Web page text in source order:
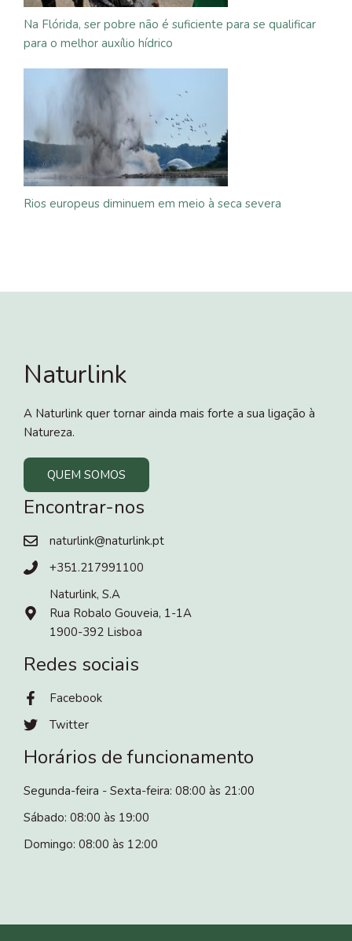
Na Flórida, ser pobre não é suficiente para se qualificar
para o melhor auxílio hídrico
Rios europeus diminuem em meio à seca severa
Naturlink
A Naturlink quer tornar ainda mais forte a sua ligação à
Natureza.
QUEM SOMOS
Encontrar-nos
naturlink@naturlink.pt
+351.217991100
Naturlink, S.A
Rua Robalo Gouveia, 1-1A
1900-392 Lisboa
Redes sociais
Facebook
Twitter
Horários de funcionamento
Segunda-feira - Sexta-feira: 08:00 às 21:00
Sábado: 08:00 às 19:00
Domingo: 08:00 às 12:00